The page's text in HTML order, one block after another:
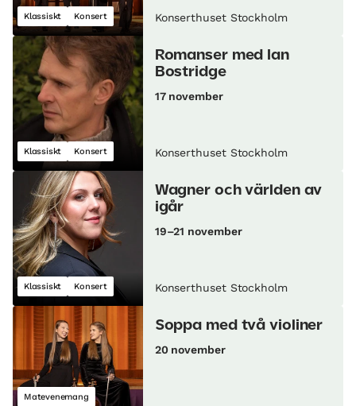
Klassiskt Konsert Konserthuset Stockholm
Klassiskt Konsert
Romanser med Ian
Bostridge
17 november
Konserthuset Stockholm
Klassiskt Konsert
Wagner och världen av
igår
19–21 november
Konserthuset Stockholm
Matevenemang
Soppa med två violiner
20 november